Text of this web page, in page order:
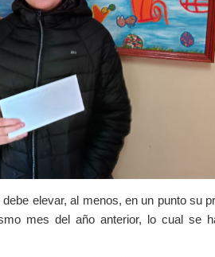
elevar, al menos, en un punto su
mes del año anterior, lo cual se